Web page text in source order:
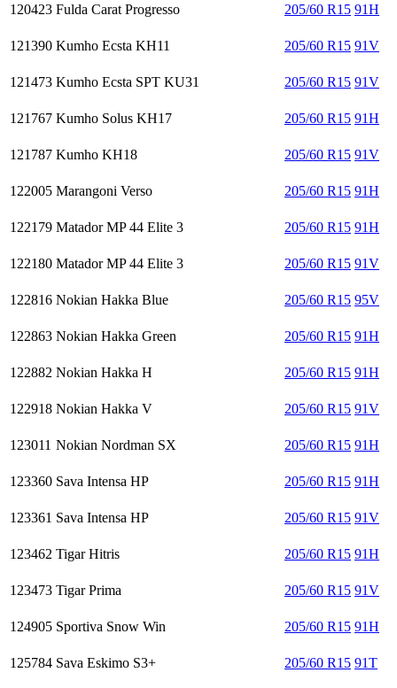
120423 Fulda Carat Progresso 205/60 R15 91H
121390 Kumho Ecsta KH11 205/60 R15 91V
121473 Kumho Ecsta SPT KU31 205/60 R15 91V
121767 Kumho Solus KH17 205/60 R15 91H
121787 Kumho KH18 205/60 R15 91V
122005 Marangoni Verso 205/60 R15 91H
122179 Matador MP 44 Elite 3 205/60 R15 91H
122180 Matador MP 44 Elite 3 205/60 R15 91V
122816 Nokian Hakka Blue 205/60 R15 95V
122863 Nokian Hakka Green 205/60 R15 91H
122882 Nokian Hakka H 205/60 R15 91H
122918 Nokian Hakka V 205/60 R15 91V
123011 Nokian Nordman SX 205/60 R15 91H
123360 Sava Intensa HP 205/60 R15 91H
123361 Sava Intensa HP 205/60 R15 91V
123462 Tigar Hitris 205/60 R15 91H
123473 Tigar Prima 205/60 R15 91V
124905 Sportiva Snow Win 205/60 R15 91H
125784 Sava Eskimo S3+ 205/60 R15 91T